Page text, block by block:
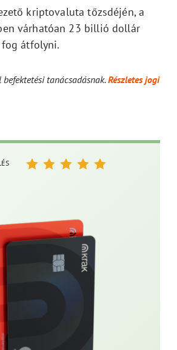
kriptovaluta tőzsdéjén, a
várhatóan 23 billió dollár
átfolyni.
tanácsadásnak.Részletes jogi